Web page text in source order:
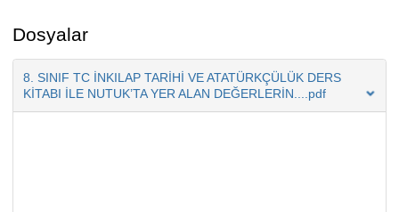
Dosyalar
8. SINIF TC İNKILAP TARİHİ VE ATATÜRKÇÜLÜK DERS
KİTABI İLE NUTUK’TA YER ALAN DEĞERLERİN....pdf